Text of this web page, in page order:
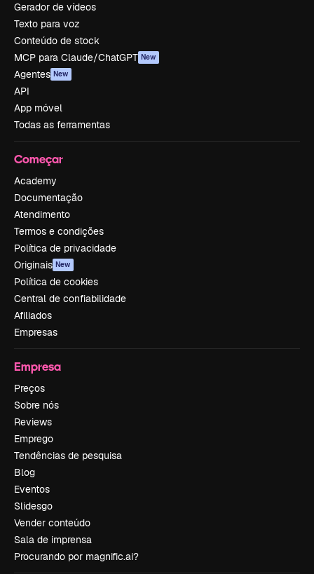
Gerador de vídeos
Texto para voz
Conteúdo de stock
MCP para Claude/ChatGPT New
Agentes New
API
App móvel
Todas as ferramentas
Começar
Academy
Documentação
Atendimento
Termos e condições
Política de privacidade
Originais New
Política de cookies
Central de confiabilidade
Afiliados
Empresas
Empresa
Preços
Sobre nós
Reviews
Emprego
Tendências de pesquisa
Blog
Eventos
Slidesgo
Vender conteúdo
Sala de imprensa
Procurando por magnific.ai?